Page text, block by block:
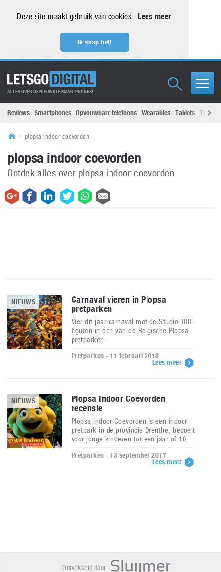
Deze site maakt gebruik van cookies. Lees meer
Ik snap het!
ALLES OVER DE NIEUWSTE SMARTPHONES!
Reviews Smartphones Opvouwbare telefoons Wearables Tablets
plopsa indoor coevorden
plopsa indoor coevorden
Ontdek alles over plopsa indoor coevorden
NIEUWS
Carnaval vieren in Plopsa
pretparken
Vier dit jaar carnaval met de Studio 100-
figuren in één van de Belgische Plopsa-
pretparken.
Pretparken - 11 februari 2018
Lees meer
NIEUWS
Plopsa Indoor Coevorden
recensie
Plopsa Indoor Coevorden is een indoor
pretpark in de provincie Drenthe, bedoelt
voor jonge kinderen tot een jaar of 10.
Pretparken - 13 september 2017
Lees meer
Ontwikkeld door